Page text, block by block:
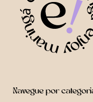
Navegue por